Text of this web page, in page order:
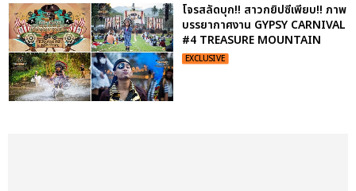
โจรสลัดบุก!! สาวกยิปซีเพียบ!! ภาพ
บรรยากาศงาน GYPSY CARNIVAL
#4 TREASURE MOUNTAIN
EXCLUSIVE